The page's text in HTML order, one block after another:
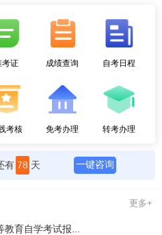
考证 成绩查询 自考日程
考核 免考办理 转考办理
有 78 天 一键咨询
更多+
育自学考试报...